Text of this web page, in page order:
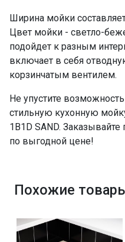
Ширина мойки
Цвет мойки - светло-
подойдет к разным
включает в себя
корзинчатым вентилем.
Не упустите
стильную кухонную
1B1D SAND.
по выгодной цене!
Похожие